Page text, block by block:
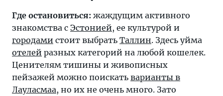
Где остановиться: жаждущим активного
знакомства с Эстонией, ее культурой и
городами стоит выбрать Таллин. Здесь уйма
отелей разных категорий на любой кошелек.
Ценителям тишины и живописных
пейзажей можно поискать варианты в
Лауласмаа, но их не очень много. Зато